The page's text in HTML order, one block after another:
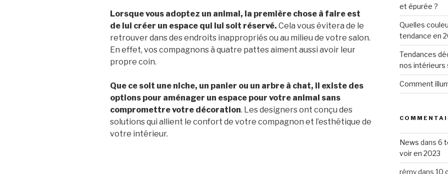
Lorsque vous adoptez un animal, la première chose à faire est
de lui créer un espace qui lui soit réservé. Cela vous évitera de le
retrouver dans des endroits inappropriés ou au milieu de votre salon.
En effet, vos compagnons à quatre pattes aiment aussi avoir leur
propre coin.
Que ce soit une niche, un panier ou un arbre à chat, il existe des
options pour aménager un espace pour votre animal sans
compromettre votre décoration. Les designers ont conçu des
solutions qui allient le confort de votre compagnon et l’esthétique de
votre intérieur.
et épurée ?
Quelles
tendance en
Tendances
nos intérieurs
Comment
News dans 6
voir en 2023
rémydans 10